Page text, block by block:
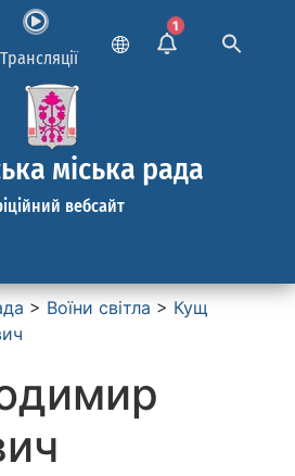
Трансляції
1
міська рада
вебсайт
> Воїни світла > Кущ